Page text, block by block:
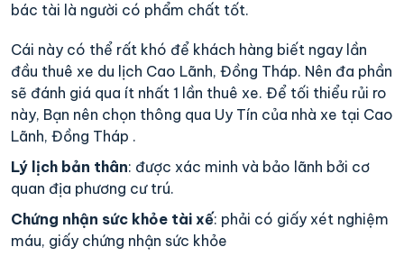
bác tài là người có phẩm chất tốt.
Cái này có thể rất khó để khách hàng biết ngay lần
đầu thuê xe du lịch Cao Lãnh, Đồng Tháp. Nên đa phần
sẽ đánh giá qua ít nhất 1 lần thuê xe. Để tối thiểu rủi ro
này, Bạn nên chọn thông qua Uy Tín của nhà xe tại Cao
Lãnh, Đồng Tháp .
Lý lịch bản thân: được xác minh và bảo lãnh bởi cơ
quan địa phương cư trú.
Chứng nhận sức khỏe tài xế: phải có giấy xét nghiệm
máu, giấy chứng nhận sức khỏe